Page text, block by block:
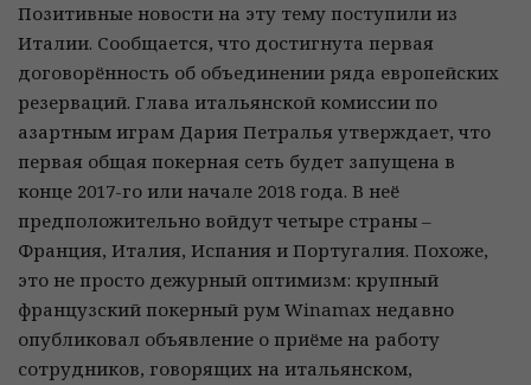
Позитивные новости на эту тему поступили из
Италии. Сообщается, что достигнута первая
договорённость об объединении ряда европейских
резерваций. Глава итальянской комиссии по
азартным играм Дария Петралья утверждает, что
первая общая покерная сеть будет запущена в
конце 2017-го или начале 2018 года. В неё
предположительно войдут четыре страны –
Франция, Италия, Испания и Португалия. Похоже,
это не просто дежурный оптимизм: крупный
французский покерный рум Winamax недавно
опубликовал объявление о приёме на работу
сотрудников, говорящих на итальянском,